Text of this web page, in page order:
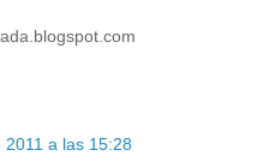
a las 15:28